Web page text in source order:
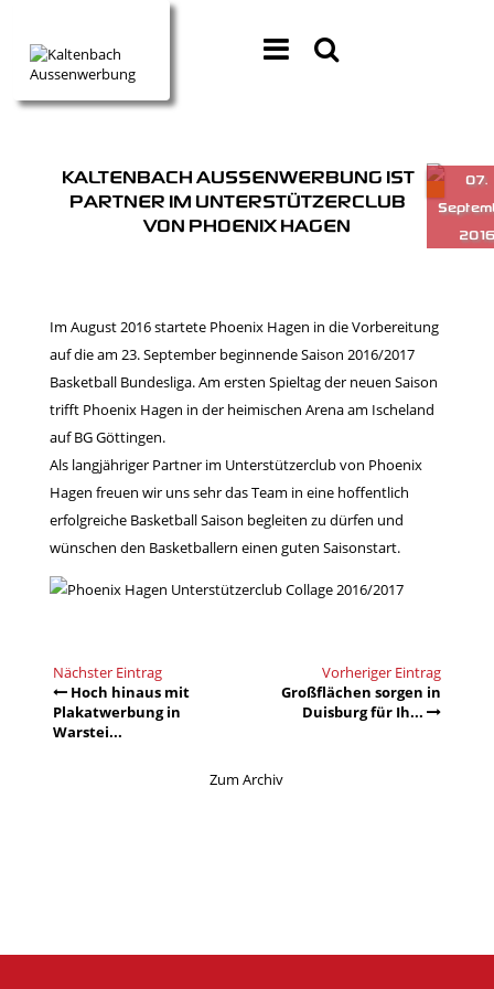
KALTENBACH AUSSENWERBUNG IST
PARTNER IM UNTERSTÜTZERCLUB
VON PHOENIX HAGEN
Im August 2016 startete Phoenix Hagen in die Vorbereitung
auf die am 23. September beginnende Saison 2016/2017
Basketball Bundesliga. Am ersten Spieltag der neuen Saison
trifft Phoenix Hagen in der heimischen Arena am Ischeland
auf BG Göttingen.
Als langjähriger Partner im Unterstützerclub von Phoenix
Hagen freuen wir uns sehr das Team in eine hoffentlich
erfolgreiche Basketball Saison begleiten zu dürfen und
wünschen den Basketballern einen guten Saisonstart.
Nächster Eintrag
Hoch hinaus mit
Plakatwerbung in
Warstei...
Vorheriger Eintrag
Großflächen sorgen in
Duisburg für Ih...
Zum Archiv